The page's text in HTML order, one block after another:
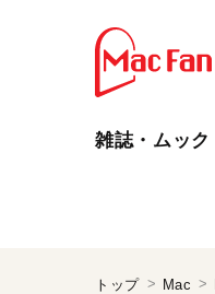
雑誌・ムック
トップ Mac